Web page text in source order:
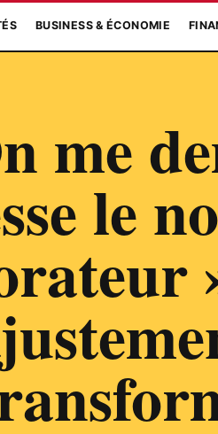
BUSINESS & ÉCONOMIE
me
le